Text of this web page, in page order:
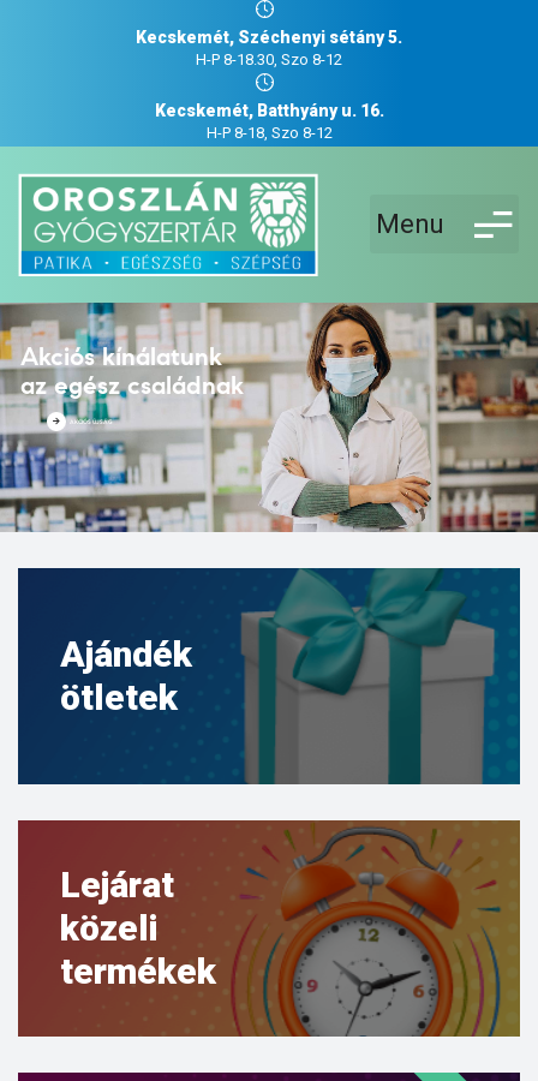
Kecskemét, Széchenyi sétány 5.
H-P 8-18.30, Szo 8-12
Kecskemét, Batthyány u. 16.
H-P 8-18, Szo 8-12
Menu
AKCIÓS ÚJSÁG
Akciós kínálatunk
az egész családnak
Ajándék
ötletek
Lejárat
közeli
termékek